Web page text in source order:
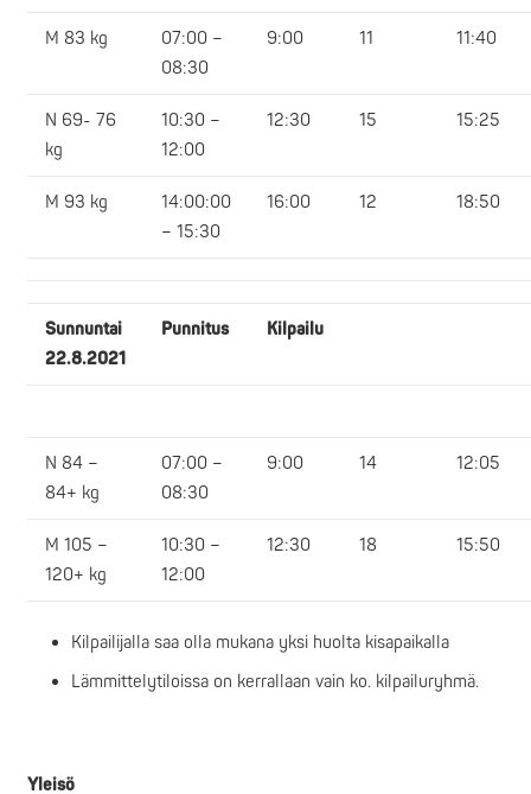
M 83 kg
07:00 –
08:30
9:00 11 11:40
N 69- 76
kg
10:30 –
12:00
12:30 15 15:25
M 93 kg
14:00:00
– 15:30
16:00 12 18:50
Sunnuntai
22.8.2021
Punnitus Kilpailu
N 84 –
84+ kg
07:00 –
08:30
9:00 14 12:05
M 105 –
120+ kg
10:30 –
12:00
12:30 18 15:50
Kilpailijalla saa olla mukana yksi huolta kisapaikalla
Lämmittelytiloissa on kerrallaan vain ko. kilpailuryhmä.
Yleisö